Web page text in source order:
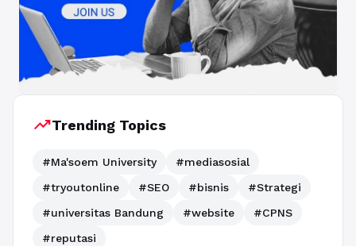
trending_upTrending Topics
#Ma'soem University
#mediasosial
#tryoutonline
#SEO #bisnis
#Strategi
#universitas Bandung
#website
#CPNS
#reputasi